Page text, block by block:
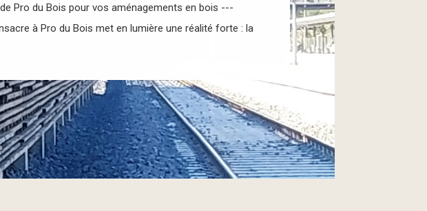
Pro du Bois pour vos aménagements en bois ---
à Pro du Bois met en lumière une réalité forte : la